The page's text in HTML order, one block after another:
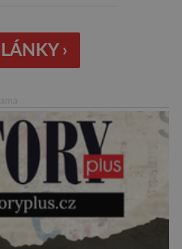
umělá inteligence
v dohledné
kteří pomocí
›